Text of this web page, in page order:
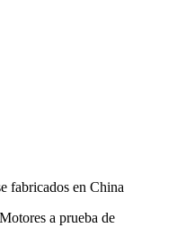
fabricados en China
a prueba de